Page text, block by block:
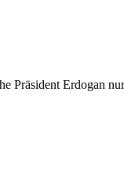
Präsident Erdogan